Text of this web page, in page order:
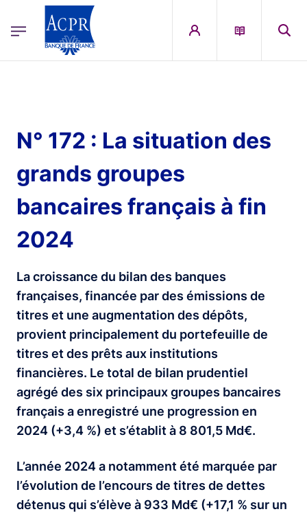
ACPR Menu Principal (English)
N° 172 : La situation des
grands groupes
bancaires français à fin
2024
La croissance du bilan des banques
françaises, financée par des émissions de
titres et une augmentation des dépôts,
provient principalement du portefeuille de
titres et des prêts aux institutions
financières. Le total de bilan prudentiel
agrégé des six principaux groupes bancaires
français a enregistré une progression en
2024 (+3,4 %) et s’établit à 8 801,5 Md€.
L’année 2024 a notamment été marquée par
l’évolution de l’encours de titres de dettes
détenus qui s’élève à 933 Md€ (+17,1 % sur un